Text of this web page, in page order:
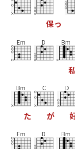
保っ
Em D Bm
Bm
た
C
が
D
Em D Bm